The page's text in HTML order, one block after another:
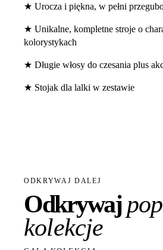
★ Urocza i piękna, w pełni
★ Unikalne, kompletne stroje o
kolorystykach
★ Długie włosy do czesania plus
★ Stojak dla lalki w zestawie
ODKRYWAJ DALEJ
Odkrywaj
kolekcje